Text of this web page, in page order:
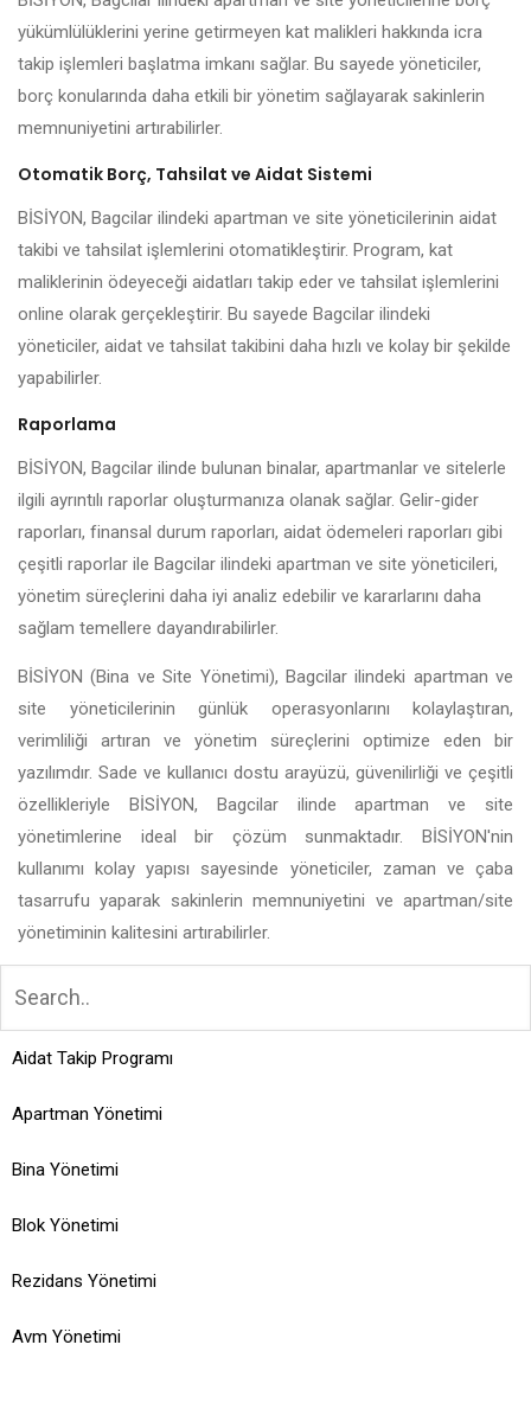
yükümlülüklerini yerine getirmeyen kat malikleri hakkında icra
takip işlemleri başlatma imkanı sağlar. Bu sayede yöneticiler,
borç konularında daha etkili bir yönetim sağlayarak sakinlerin
memnuniyetini artırabilirler.
Otomatik Borç, Tahsilat ve Aidat Sistemi
BİSİYON, Bagcilar ilindeki apartman ve site yöneticilerinin aidat
takibi ve tahsilat işlemlerini otomatikleştirir. Program, kat
maliklerinin ödeyeceği aidatları takip eder ve tahsilat işlemlerini
online olarak gerçekleştirir. Bu sayede Bagcilar ilindeki
yöneticiler, aidat ve tahsilat takibini daha hızlı ve kolay bir şekilde
yapabilirler.
Raporlama
BİSİYON, Bagcilar ilinde bulunan binalar, apartmanlar ve sitelerle
ilgili ayrıntılı raporlar oluşturmanıza olanak sağlar. Gelir-gider
raporları, finansal durum raporları, aidat ödemeleri raporları gibi
çeşitli raporlar ile Bagcilar ilindeki apartman ve site yöneticileri,
yönetim süreçlerini daha iyi analiz edebilir ve kararlarını daha
sağlam temellere dayandırabilirler.
BİSİYON (Bina ve Site Yönetimi), Bagcilar ilindeki apartman ve
site yöneticilerinin günlük operasyonlarını kolaylaştıran,
verimliliği artıran ve yönetim süreçlerini optimize eden bir
yazılımdır. Sade ve kullanıcı dostu arayüzü, güvenilirliği ve çeşitli
özellikleriyle BİSİYON, Bagcilar ilinde apartman ve site
yönetimlerine ideal bir çözüm sunmaktadır. BİSİYON'nin
kullanımı kolay yapısı sayesinde yöneticiler, zaman ve çaba
tasarrufu yaparak sakinlerin memnuniyetini ve apartman/site
yönetiminin kalitesini artırabilirler.
Aidat Takip Programı
Apartman Yönetimi
Bina Yönetimi
Blok Yönetimi
Rezidans Yönetimi
Avm Yönetimi